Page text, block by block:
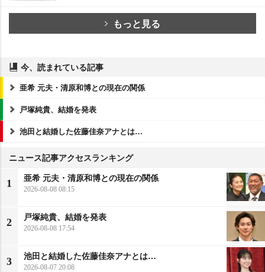
もっと見る
今、読まれている記事
亜希 元夫・清原和博との現在の関係
戸塚純貴、結婚を発表
池田と結婚した佐藤佳奈アナとは…
ニュース記事アクセスランキング
1
亜希 元夫・清原和博との現在の関係
2026-08-08 08:15
2
戸塚純貴、結婚を発表
2026-08-08 17:54
3
池田と結婚した佐藤佳奈アナとは…
2026-08-07 20:08